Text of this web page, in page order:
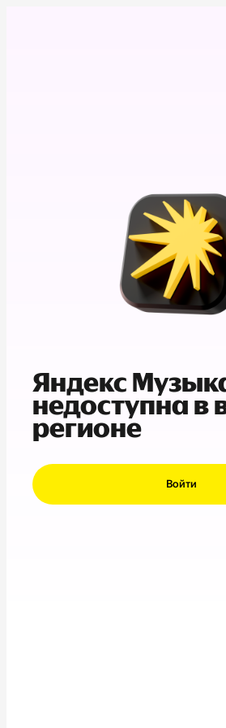
Яндекс
недоступна в
регионе
Войти